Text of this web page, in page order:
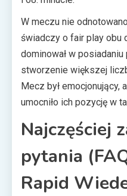
W meczu nie
świadczy o fair play obu
dominował w posiadaniu
stworzenie większej
Mecz był emocjonujący,
umocniło ich pozycję w
Najczęściej
pytania
Rapid